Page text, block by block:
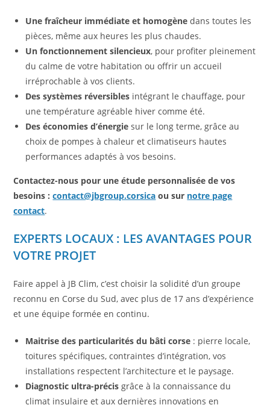
Une fraîcheur immédiate et homogène dans toutes les
pièces, même aux heures les plus chaudes.
Un fonctionnement silencieux, pour profiter pleinement
du calme de votre habitation ou offrir un accueil
irréprochable à vos clients.
Des systèmes réversibles intégrant le chauffage, pour
une température agréable hiver comme été.
Des économies d’énergie sur le long terme, grâce au
choix de pompes à chaleur et climatiseurs hautes
performances adaptés à vos besoins.
Contactez-nous pour une étude personnalisée de vos
besoins :contact@jbgroup.corsica ou sur notre page
contact.
EXPERTS LOCAUX : LES AVANTAGES POUR
VOTRE PROJET
Faire appel à JB Clim, c’est choisir la solidité d’un groupe
reconnu en Corse du Sud, avec plus de 17 ans d’expérience
et une équipe formée en continu.
Maitrise des particularités du bâti corse : pierre locale,
toitures spécifiques, contraintes d’intégration, vos
installations respectent l’architecture et le paysage.
Diagnostic ultra-précis grâce à la connaissance du
climat insulaire et aux dernières innovations en